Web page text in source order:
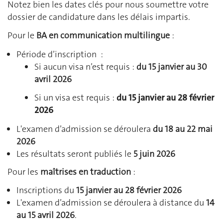
Notez bien les dates clés pour nous soumettre votre
dossier de candidature dans les délais impartis.
Pour le BA en communication multilingue :
Période d’inscription :
Si aucun visa n’est requis : du 15 janvier au 30
avril 2026
Si un visa est requis : du 15 janvier au 28 février
2026
L'examen d’admission se déroulera du 18 au 22 mai
2026
Les résultats seront publiés le 5 juin 2026
Pour les maîtrises en traduction :
Inscriptions du 15janvier au 28 février 2026
L'examen d’admission se déroulera à distance du 14
au 15 avril 2026.